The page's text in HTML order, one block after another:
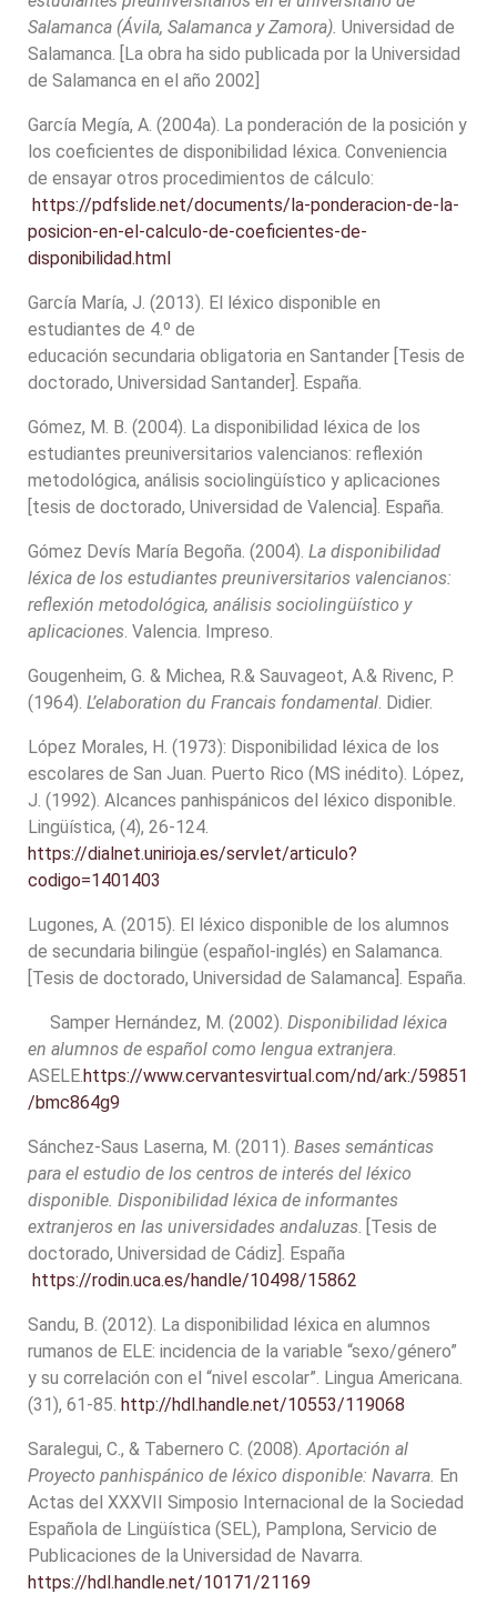
Salamanca (Ávila, Salamanca y Zamora). Universidad de
Salamanca. [La obra ha sido publicada por la Universidad
de Salamanca en el año 2002]
García Megía, A. (2004a). La ponderación de la posición y
los coeficientes de disponibilidad léxica. Conveniencia
de ensayar otros procedimientos de cálculo:
https://pdfslide.net/documents/la-ponderacion-de-la-
posicion-en-el-calculo-de-coeficientes-de-
disponibilidad.html
García María, J. (2013). El léxico disponible en
estudiantes de 4.º de
educación secundaria obligatoria en Santander [Tesis de
doctorado, Universidad Santander]. España.
Gómez, M. B. (2004). La disponibilidad léxica de los
estudiantes preuniversitarios valencianos: reflexión
metodológica, análisis sociolingüístico y aplicaciones
[tesis de doctorado, Universidad de Valencia]. España.
Gómez Devís María Begoña. (2004). La disponibilidad
léxica de los estudiantes preuniversitarios valencianos:
reflexión metodológica, análisis sociolingüístico y
aplicaciones. Valencia. Impreso.
Gougenheim, G. & Michea, R.& Sauvageot, A.& Rivenc, P.
(1964). L’elaboration du Francais fondamental. Didier.
López Morales, H. (1973): Disponibilidad léxica de los
escolares de San Juan. Puerto Rico (MS inédito). López,
J. (1992). Alcances panhispánicos del léxico disponible.
Lingüística, (4), 26-124.
https://dialnet.unirioja.es/servlet/articulo?
codigo=1401403
Lugones, A. (2015). El léxico disponible de los alumnos
de secundaria bilingüe (español-inglés) en Salamanca.
[Tesis de doctorado, Universidad de Salamanca]. España.
Samper Hernández, M. (2002). Disponibilidad léxica
en alumnos de español como lengua extranjera.
ASELE.https://www.cervantesvirtual.com/nd/ark:/59851
/bmc864g9
Sánchez-Saus Laserna, M. (2011). Bases semánticas
para el estudio de los centros de interés del léxico
disponible. Disponibilidad léxica de informantes
extranjeros en las universidades andaluzas. [Tesis de
doctorado, Universidad de Cádiz]. España
https://rodin.uca.es/handle/10498/15862
Sandu, B. (2012). La disponibilidad léxica en alumnos
rumanos de ELE: incidencia de la variable “sexo/género”
y su correlación con el “nivel escolar”. Lingua Americana.
(31), 61-85. http://hdl.handle.net/10553/119068
Saralegui, C., & Tabernero C. (2008).Aportación al
Proyecto panhispánico de léxico disponible: Navarra. En
Actas del XXXVII Simposio Internacional de la Sociedad
Española de Lingüística (SEL), Pamplona, Servicio de
Publicaciones de la Universidad de Navarra.
https://hdl.handle.net/10171/21169